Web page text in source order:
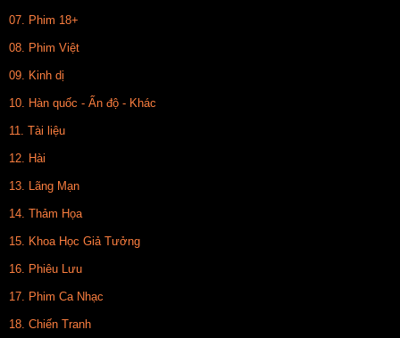
07. Phim 18+
08. Phim Việt
09. Kinh dị
10. Hàn quốc - Ấn độ - Khác
11. Tài liệu
12. Hài
13. Lãng Mạn
14. Thảm Họa
15. Khoa Học Giả Tưởng
16. Phiêu Lưu
17. Phim Ca Nhạc
18. Chiến Tranh